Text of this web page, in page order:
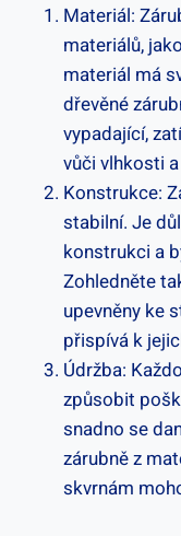
Materiál:
materiálů,
materiál má
dřevěné
vypadající,
vůči vlhkosti
Konstrukce:
stabilní. Je
konstrukci a
Zohledněte
upevněny ke
přispívá k
Údržba:
způsobit
snadno se
zárubně z
skvrnám